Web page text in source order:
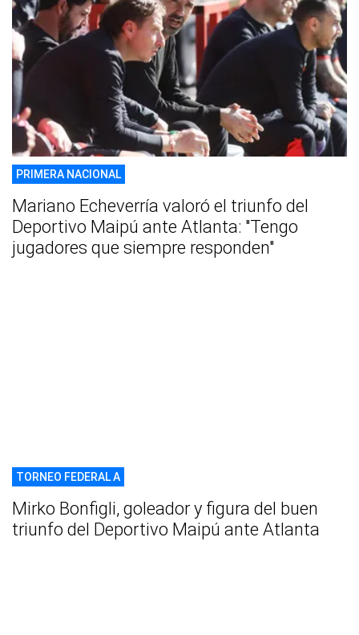
PRIMERA NACIONAL
Mariano Echeverría valoró el triunfo del
Deportivo Maipú ante Atlanta: "Tengo
jugadores que siempre responden"
TORNEO FEDERAL A
Mirko Bonfigli, goleador y figura del buen
triunfo del Deportivo Maipú ante Atlanta